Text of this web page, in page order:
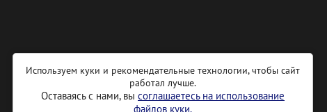
Используем куки и рекомендательные технологии, чтобы сайт
работал лучше.
Оставаясь с нами, вы соглашаетесь на использование
файлов куки.